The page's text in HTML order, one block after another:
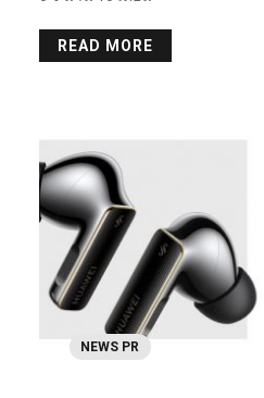
READ MORE
NEWS PR